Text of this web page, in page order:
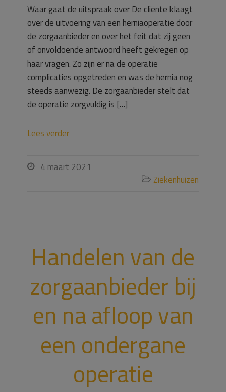
Waar gaat de uitspraak over De cliënte klaagt
over de uitvoering van een herniaoperatie door
de zorgaanbieder en over het feit dat zij geen
of onvoldoende antwoord heeft gekregen op
haar vragen. Zo zijn er na de operatie
complicaties opgetreden en was de hernia nog
steeds aanwezig. De zorgaanbieder stelt dat
de operatie zorgvuldig is […]
Lees verder
 4 maart 2021
 Ziekenhuizen
Handelen van de
zorgaanbieder bij
en na afloop van
een ondergane
operatie